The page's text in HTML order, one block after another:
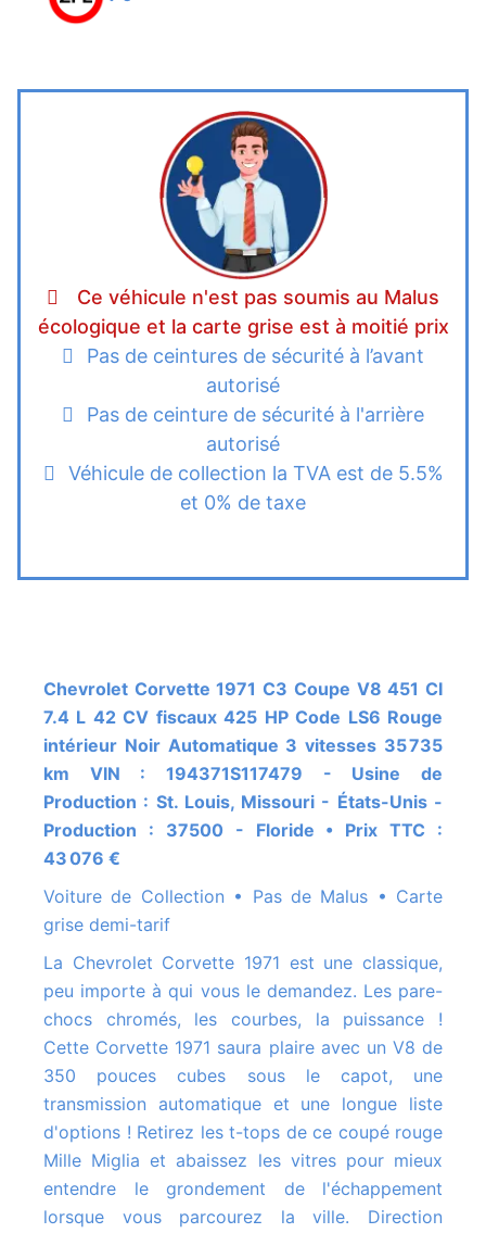
Ce véhicule n'est pas soumis au Malus
écologique et la carte grise est à moitié prix
Pas de ceintures de sécurité à l’avant
autorisé
Pas de ceinture de sécurité à l'arrière
autorisé
Véhicule de collection la TVA est de 5.5%
et 0% de taxe
Chevrolet Corvette 1971 C3 Coupe V8 451 CI
7.4 L 42 CV fiscaux 425 HP Code LS6 Rouge
intérieur Noir Automatique 3 vitesses 35 735
km VIN : 194371S117479 - Usine de
Production : St. Louis, Missouri - États-Unis -
Production : 37500 - Floride • Prix TTC :
43 076 €
Voiture de Collection • Pas de Malus • Carte
grise demi-tarif
La Chevrolet Corvette 1971 est une classique,
peu importe à qui vous le demandez. Les pare-
chocs chromés, les courbes, la puissance !
Cette Corvette 1971 saura plaire avec un V8 de
350 pouces cubes sous le capot, une
transmission automatique et une longue liste
d'options ! Retirez les t-tops de ce coupé rouge
Mille Miglia et abaissez les vitres pour mieux
entendre le grondement de l'échappement
lorsque vous parcourez la ville. Direction